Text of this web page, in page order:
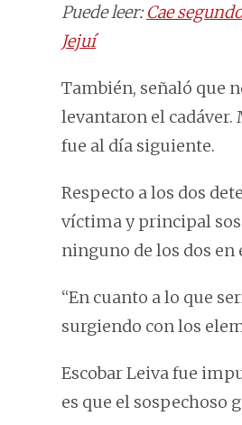
Puede leer:Cae
Jejuí
También, señaló que
levantaron el cadáver.
fue al día siguiente.
Respecto a los dos
víctima y principal
ninguno de los dos en
“En cuanto a lo que
surgiendo con los
Escobar Leiva fue
es que el sospechoso